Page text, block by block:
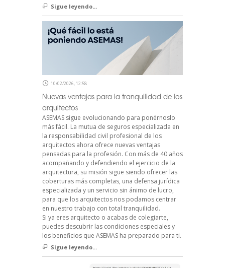
Sigue leyendo...
10/02/2026, 12:58
Nuevas ventajas para la tranquilidad de los
arquitectos
ASEMAS sigue evolucionando para ponérnoslo
más fácil. La mutua de seguros especializada en
la responsabilidad civil profesional de los
arquitectos ahora ofrece nuevas ventajas
pensadas para la profesión. Con más de 40 años
acompañando y defendiendo el ejercicio de la
arquitectura, su misión sigue siendo ofrecer las
coberturas más completas, una defensa jurídica
especializada y un servicio sin ánimo de lucro,
para que los arquitectos nos podamos centrar
en nuestro trabajo con total tranquilidad.
Si ya eres arquitecto o acabas de colegiarte,
puedes descubrir las condiciones especiales y
los beneficios que ASEMAS ha preparado para ti.
Sigue leyendo...